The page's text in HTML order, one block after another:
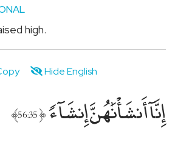
high.
Hide English
إِنَّآ أَنشَأْنَٰهُنَّ إِنشَآءًۭ﴿56:35﴾